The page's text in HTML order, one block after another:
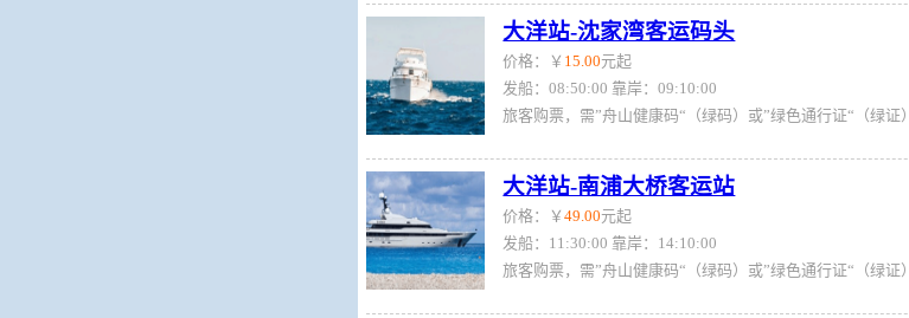
大洋站-沈家湾客运码头
价格：￥ 15.00元起
发船：08:50:00 靠岸：09:10:00
旅客购票，需”舟山健康码“（绿码）或”绿色通行证“（绿证）
大洋站-南浦大桥客运站
价格：￥49.00元起
发船：11:30:00 靠岸：14:10:00
旅客购票，需”舟山健康码“（绿码）或”绿色通行证“（绿证）